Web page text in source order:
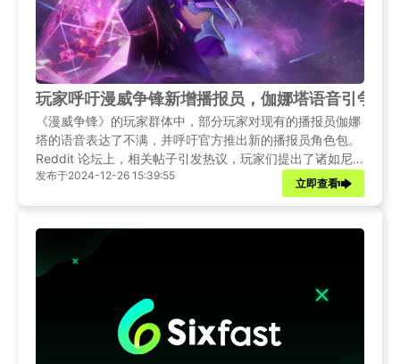
玩家呼吁漫威争锋新增播报员，伽娜塔语音引争议
《漫威争锋》的玩家群体中，部分玩家对现有的播报员伽娜
塔的语音表达了不满，并呼吁官方推出新的播报员角色包。
Reddit 论坛上，相关帖子引发热议，玩家们提出了诸如尼
克·弗瑞、贾维斯等备选方案。
发布于2024-12-26 15:39:55
立即查看